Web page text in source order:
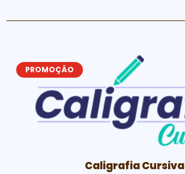
PROMOÇÂO
Inglês para Crianças